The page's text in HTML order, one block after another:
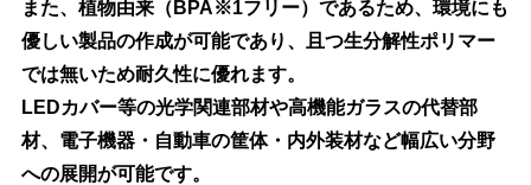
また、植物由来（BPA※1フリー）であるため、環境にも
優しい製品の作成が可能であり、且つ生分解性ポリマー
では無いため耐久性に優れます。
LEDカバー等の光学関連部材や高機能ガラスの代替部
材、電子機器・自動車の筐体・内外装材など幅広い分野
への展開が可能です。